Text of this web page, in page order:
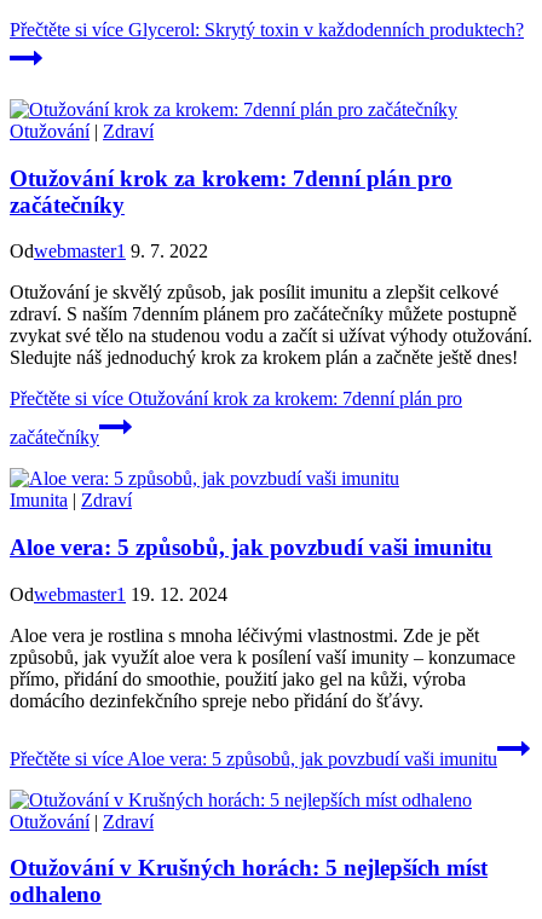
Přečtěte si více Glycerol: Skrytý toxin v každodenních produktech?
Otužování| Zdraví
Otužování krok za krokem: 7denní plán pro
začátečníky
Odwebmaster1 9. 7. 2022
Otužování je skvělý způsob, jak posílit imunitu a zlepšit celkové
zdraví. S naším 7denním plánem pro začátečníky můžete postupně
zvykat své tělo na studenou vodu a začít si užívat výhody otužování.
Sledujte náš jednoduchý krok za krokem plán a začněte ještě dnes!
Přečtěte si více Otužování krok za krokem: 7denní plán pro
začátečníky
Imunita | Zdraví
Aloe vera: 5 způsobů, jak povzbudí vaši imunitu
Odwebmaster1 19. 12. 2024
Aloe vera je rostlina s mnoha léčivými vlastnostmi. Zde je pět
způsobů, jak využít aloe vera k posílení vaší imunity – konzumace
přímo, přidání do smoothie, použití jako gel na kůži, výroba
domácího dezinfekčního spreje nebo přidání do šťávy.
Přečtěte si více Aloe vera: 5 způsobů, jak povzbudí vaši imunitu
Otužování| Zdraví
Otužování v Krušných horách: 5 nejlepších míst
odhaleno